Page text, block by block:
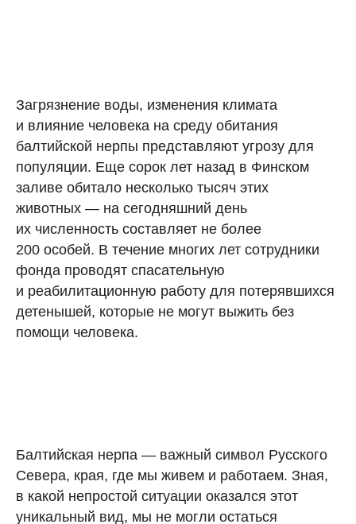
Загрязнение воды, изменения климата
и влияние человека на среду обитания
балтийской нерпы представляют угрозу для
популяции. Еще сорок лет назад в Финском
заливе обитало несколько тысяч этих
животных — на сегодняшний день
их численность составляет не более
200 особей. В течение многих лет сотрудники
фонда проводят спасательную
и реабилитационную работу для потерявшихся
детенышей, которые не могут выжить без
помощи человека.
Балтийская нерпа — важный символ Русского
Севера, края, где мы живем и работаем. Зная,
в какой непростой ситуации оказался этот
уникальный вид, мы не могли остаться